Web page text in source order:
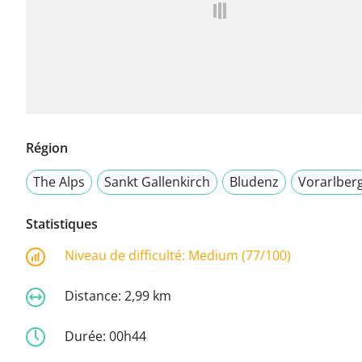
Région
The Alps
Sankt Gallenkirch Bludenz
Statistiques
Niveau de difficulté: Medium (77/100)
Distance: 2,99 km
Durée: 00h44